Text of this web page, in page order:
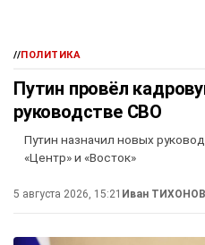
//ПОЛИТИКА
Путин провёл
руководстве СВО
Путин назначил новых
«Центр» и «Восток»
5 августа 2026, 15:21 Иван ТИХОНОВ